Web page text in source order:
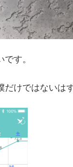
す。
だけではないは